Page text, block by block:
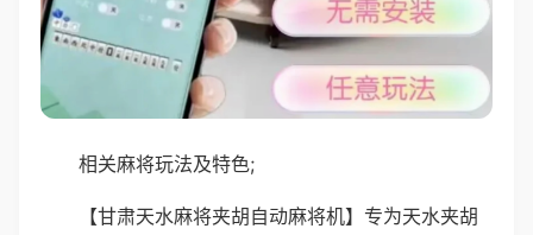
相关麻将玩法及特色;
【甘肃天水麻将夹胡自动麻将机】专为天水夹胡